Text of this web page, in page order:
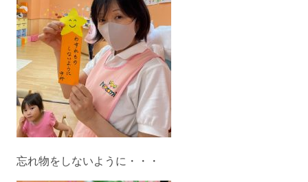
忘れ物をしないように・・・